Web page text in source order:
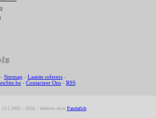
- Sitemap - Laatste referers -
- Contacteer Ons - RSS
(©) 2003 - 2026 - Website door Pandafish